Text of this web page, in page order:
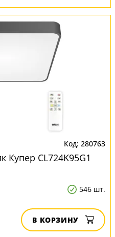
280763
Купер CL724K95G1
546 шт.
В КОРЗИНУ